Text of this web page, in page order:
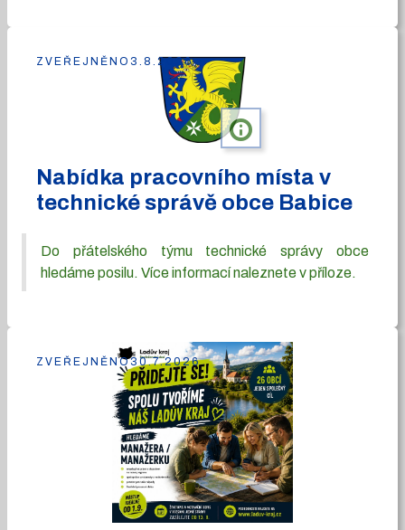
info
Nabídka pracovního místa v
technické správě obce Babice
Do přátelského týmu technické správy obce
hledáme posilu. Více informací naleznete v příloze.
ZVEŘEJNĚNO 3.8.2026
ZVEŘEJNĚNO30.7.2026